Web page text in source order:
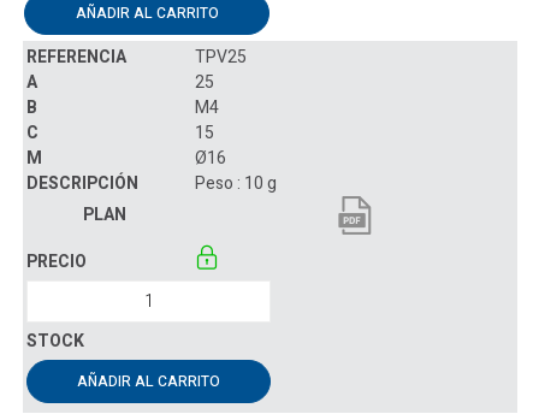
AÑADIR AL CARRITO
TPV25
25
M4
15
Ø16
Peso : 10 g
AÑADIR AL CARRITO